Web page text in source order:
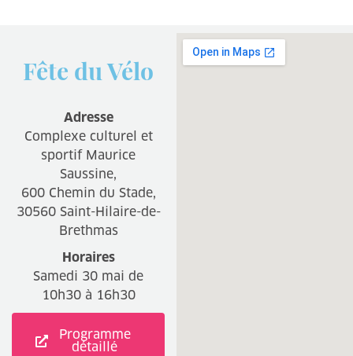
Fête du Vélo
Adresse
Complexe culturel et
sportif Maurice
Saussine,
600 Chemin du Stade,
30560 Saint-Hilaire-de-
Brethmas
Horaires
Samedi 30 mai de
10h30 à 16h30
Programme
détaillé